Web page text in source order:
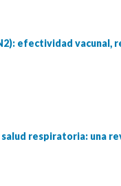
efectividad vacunal,
respiratoria: una